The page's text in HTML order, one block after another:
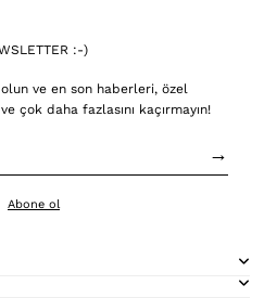
:-)
ve en son haberleri, özel
çok daha fazlasını kaçırmayın!
→
Abone ol